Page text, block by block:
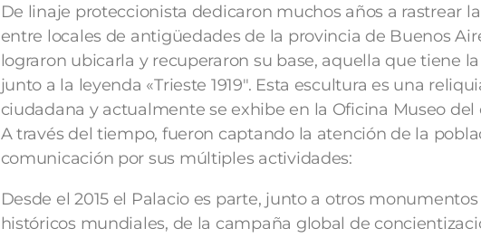
De linaje proteccionista dedicaron muchos años a rastrear
entre locales de antigüedades de la provincia de Buenos
lograron ubicarla y recuperaron su base, aquella que tiene
junto a la leyenda «Trieste 1919″. Esta escultura es una
ciudadana y actualmente se exhibe en la Oficina Museo del
A través del tiempo, fueron captando la atención de la
comunicación por sus múltiples actividades:
Desde el 2015 el Palacio es parte, junto a otros
históricos mundiales, de la campaña global de